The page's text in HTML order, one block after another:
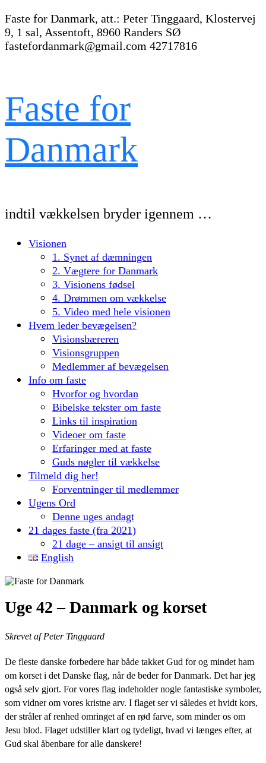
Faste for Danmark, att.: Peter Tinggaard, Klostervej
9, 1 sal, Assentoft, 8960 Randers SØ
fastefordanmark@gmail.com 42717816
Faste for
Danmark
indtil vækkelsen bryder igennem …
Visionen
1. Synet af dæmningen
2. Vægtere for Danmark
3. Visionens fødsel
4. Drømmen om vækkelse
5. Video med hele visionen
Hvem leder bevægelsen?
Visionsbæreren
Visionsgruppen
Medlemmer af bevægelsen
Info om faste
Hvorfor og hvordan
Bibelske tekster om faste
Links til inspiration
Videoer om faste
Erfaringer med at faste
Guds nøgler til vækkelse
Tilmeld dig her!
Forventninger til medlemmer
Ugens Ord
Denne uges andagt
21 dages faste (fra 2021)
21 dage – ansigt til ansigt
English
Uge 42 – Danmark og korset
Skrevet af Peter Tinggaard
De fleste danske forbedere har både takket Gud for og mindet ham
om korset i det Danske flag, når de beder for Danmark. Det har jeg
også selv gjort. For vores flag indeholder nogle fantastiske symboler,
som vidner om vores kristne arv. I flaget ser vi således et hvidt kors,
der stråler af renhed omringet af en rød farve, som minder os om
Jesu blod. Flaget udstiller klart og tydeligt, hvad vi længes efter, at
Gud skal åbenbare for alle danskere!